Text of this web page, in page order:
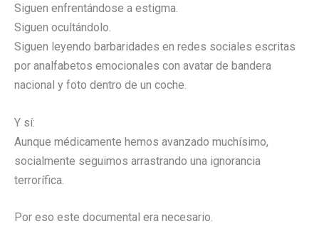
Siguen enfrentándose a estigma.
Siguen ocultándolo.
Siguen leyendo barbaridades en redes sociales escritas
por analfabetos emocionales con avatar de bandera
nacional y foto dentro de un coche.
Y sí:
Aunque médicamente hemos avanzado muchísimo,
socialmente seguimos arrastrando una ignorancia
terrorífica.
Por eso este documental era necesario.